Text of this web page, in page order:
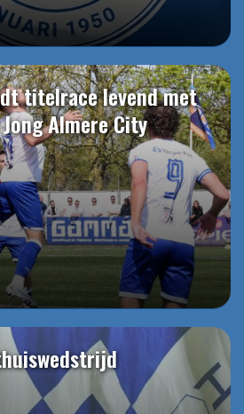
titelrace levend met
Almere City